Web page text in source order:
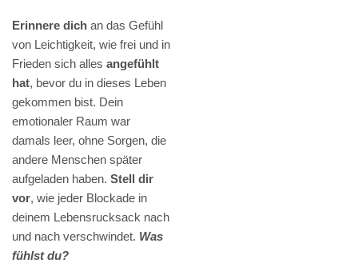
Erinnere dich an das Gefühl
von Leichtigkeit, wie frei und in
Frieden sich alles angefühlt
hat, bevor du in dieses Leben
gekommen bist. Dein
emotionaler Raum war
damals leer, ohne Sorgen, die
andere Menschen später
aufgeladen haben. Stell dir
vor, wie jeder Blockade in
deinem Lebensrucksack nach
und nach verschwindet. Was
fühlst du?